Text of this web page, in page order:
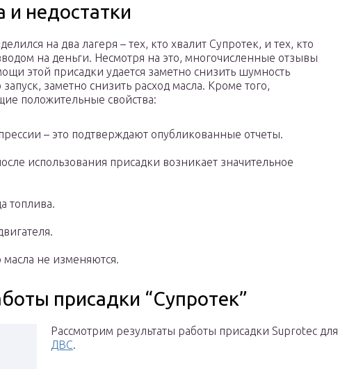
недостатки
на два лагеря – тех, кто хвалит Супротек, и тех, кто
на деньги. Несмотря на это, многочисленные отзывы
этой присадки удается заметно снизить шумность
запуск, заметно снизить расход масла. Кроме того,
положительные свойства:
– это подтверждают опубликованные отчеты.
использования присадки возникает значительное
топлива.
масла не изменяются.
присадки “Супротек”
Рассмотрим результаты работы присадки Suprotec для
ДВС.